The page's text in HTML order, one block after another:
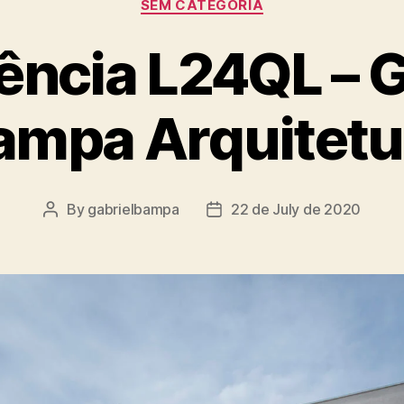
SEM CATEGORIA
L24QL –
By gabrielbampa 22 de July de 2020